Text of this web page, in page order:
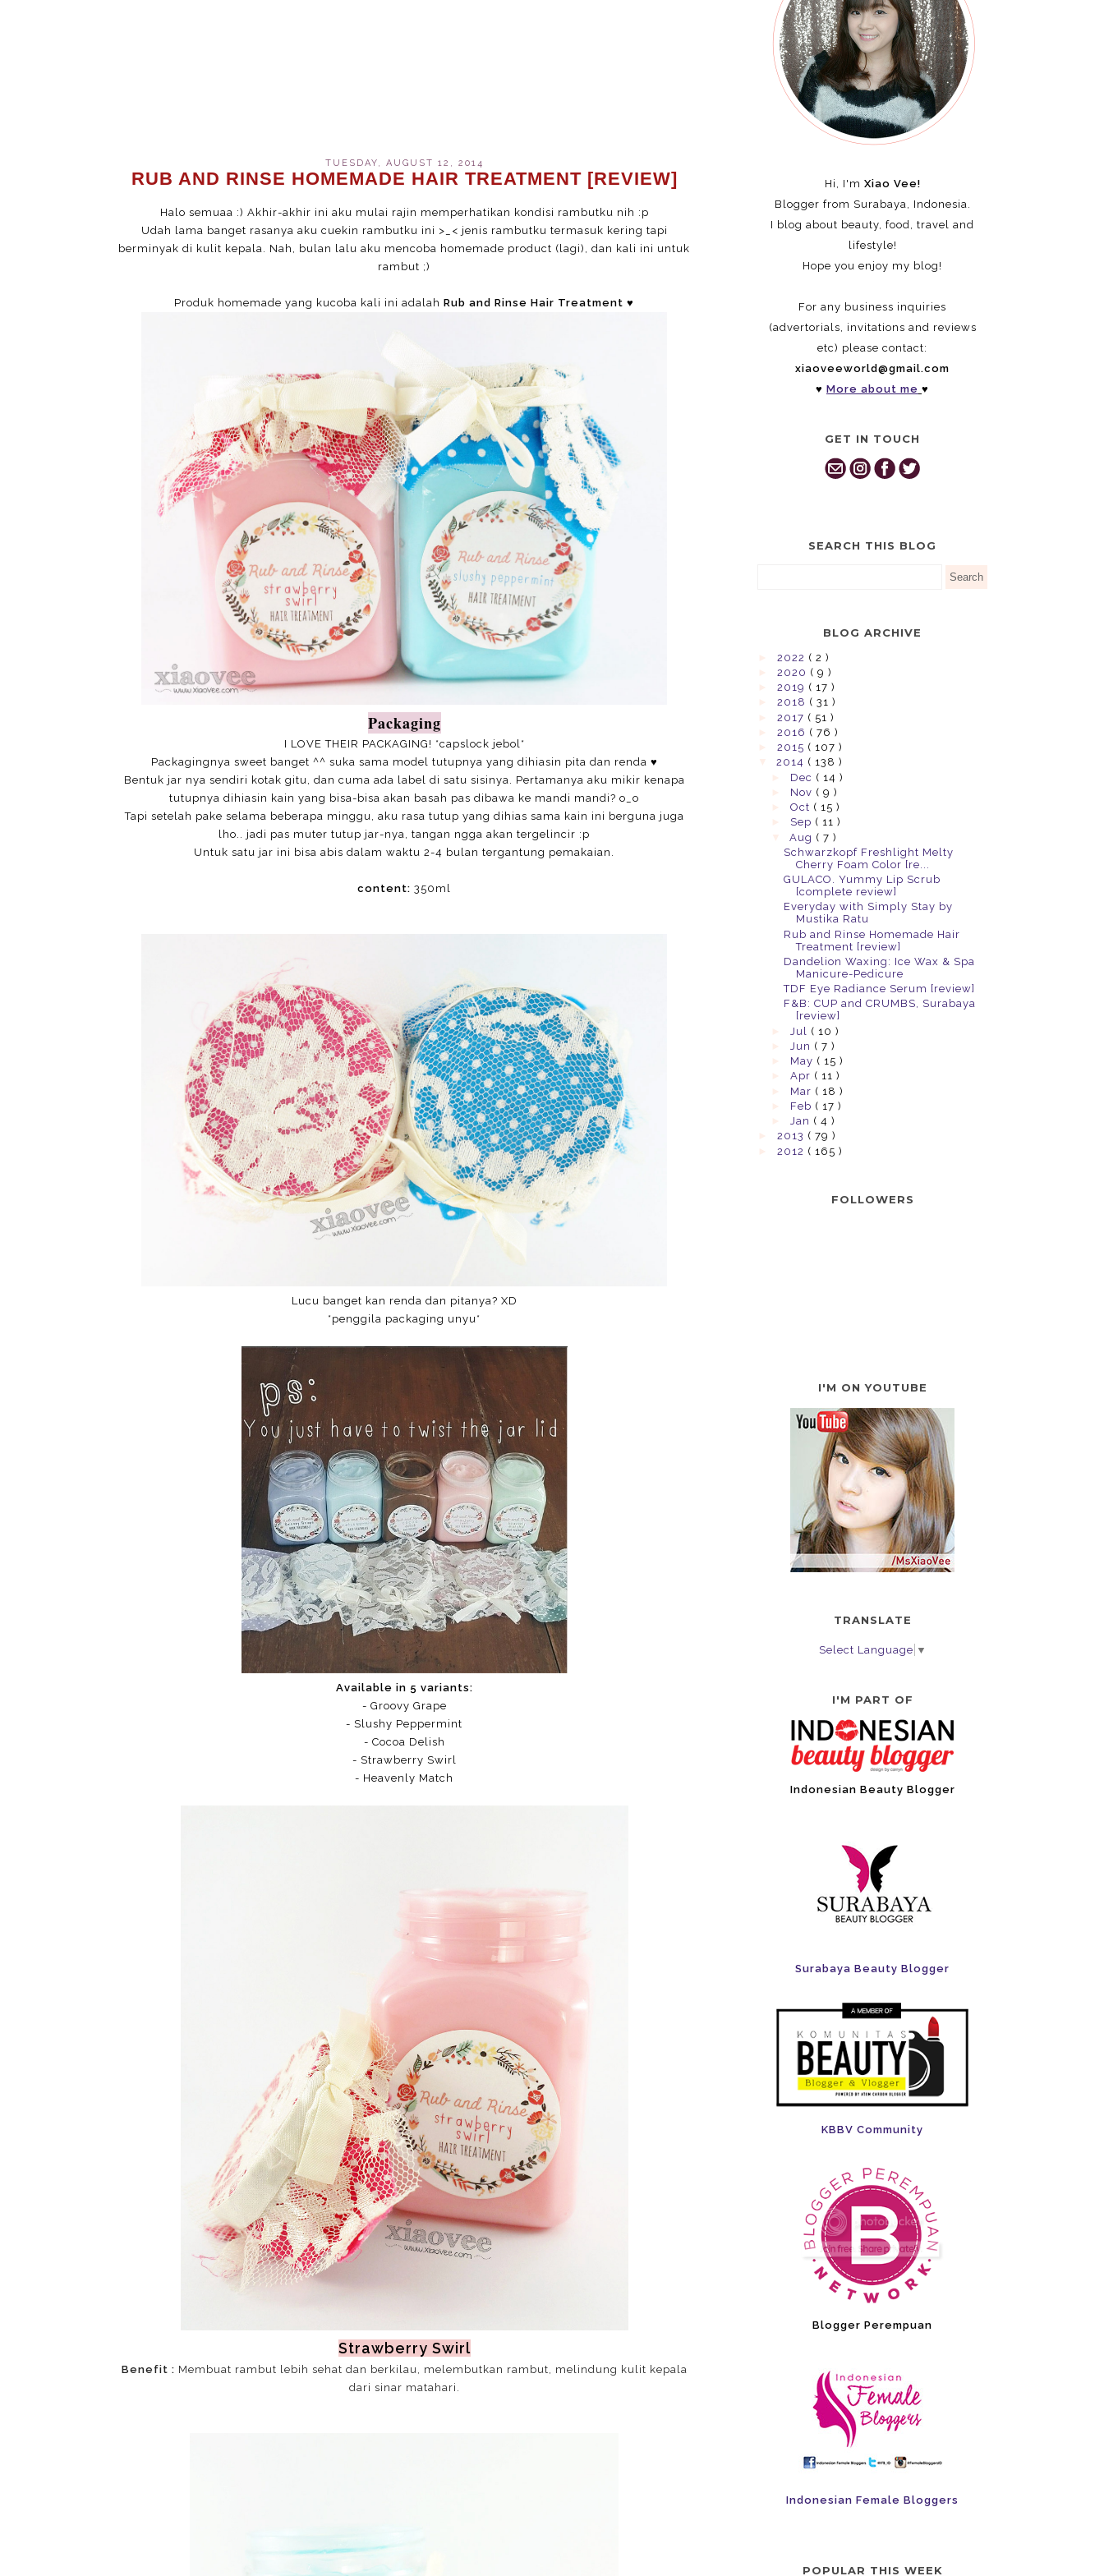
TUESDAY, AUGUST 12, 2014
RUB AND RINSE HOMEMADE HAIR TREATMENT [REVIEW]
Halo semuaa :) Akhir-akhir ini aku mulai rajin memperhatikan kondisi rambutku nih :p
Udah lama banget rasanya aku cuekin rambutku ini >_< jenis rambutku termasuk kering tapi
berminyak di kulit kepala. Nah, bulan lalu aku mencoba homemade product (lagi), dan kali ini untuk
rambut ;)
Produk homemade yang kucoba kali ini adalah Rub and Rinse Hair Treatment ♥
Packaging
I LOVE THEIR PACKAGING! *capslock jebol*
Packagingnya sweet banget ^^ suka sama model tutupnya yang dihiasin pita dan renda ♥
Bentuk jar nya sendiri kotak gitu, dan cuma ada label di satu sisinya. Pertamanya aku mikir kenapa
tutupnya dihiasin kain yang bisa-bisa akan basah pas dibawa ke mandi mandi? o_o
Tapi setelah pake selama beberapa minggu, aku rasa tutup yang dihias sama kain ini berguna juga
lho.. jadi pas muter tutup jar-nya, tangan ngga akan tergelincir :p
Untuk satu jar ini bisa abis dalam waktu 2-4 bulan tergantung pemakaian.
content: 350ml
Lucu banget kan renda dan pitanya? XD
*penggila packaging unyu*
Available in 5 variants:
- Groovy Grape
- Slushy Peppermint
- Cocoa Delish
- Strawberry Swirl
- Heavenly Match
Strawberry Swirl
Benefit : Membuat rambut lebih sehat dan berkilau, melembutkan rambut, melindung kulit kepala
dari sinar matahari.
Hi, I'm Xiao Vee!
Blogger from Surabaya, Indonesia.
I blog about beauty, food, travel and
lifestyle!
Hope you enjoy my blog!
For any business inquiries
(advertorials, invitations and reviews
etc) please contact:
xiaoveeworld@gmail.com
♥ More about me ♥
GET IN TOUCH
SEARCH THIS BLOG
BLOG ARCHIVE
2022 ( 2 )
2020 ( 9 )
2019 ( 17 )
2018 ( 31 )
2017 ( 51 )
2016 ( 76 )
2015 ( 107 )
2014 ( 138 )
Dec ( 14 )
Nov ( 9 )
Oct ( 15 )
Sep ( 11 )
Aug ( 7 )
Schwarzkopf Freshlight Melty
Cherry Foam Color [re...
GULACO. Yummy Lip Scrub
[complete review]
Everyday with Simply Stay by
Mustika Ratu
Rub and Rinse Homemade Hair
Treatment [review]
Dandelion Waxing: Ice Wax & Spa
Manicure-Pedicure
TDF Eye Radiance Serum [review]
F&B: CUP and CRUMBS, Surabaya
[review]
Jul ( 10 )
Jun ( 7 )
May ( 15 )
Apr ( 11 )
Mar ( 18 )
Feb ( 17 )
Jan ( 4 )
2013 ( 79 )
2012 ( 165 )
FOLLOWERS
I'M ON YOUTUBE
TRANSLATE
Select Language ▼
I'M PART OF
Indonesian Beauty Blogger
Surabaya Beauty Blogger
KBBV Community
Blogger Perempuan
Indonesian Female Bloggers
POPULAR THIS WEEK